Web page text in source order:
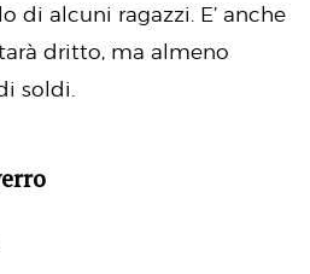
di alcuni ragazzi. E’ anche
dritto, ma almeno
soldi.